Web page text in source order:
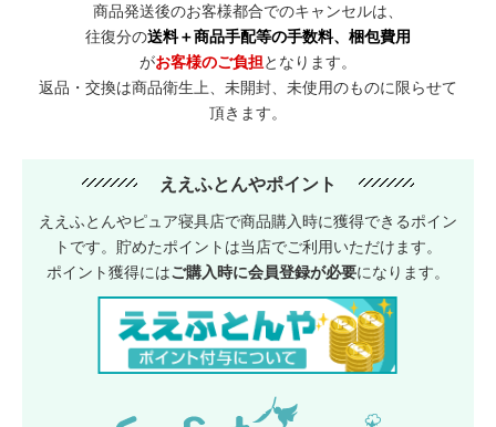
商品発送後のお客様都合でのキャンセルは、
往復分の送料＋商品手配等の手数料、梱包費用
がお客様のご負担となります。
返品・交換は商品衛生上、未開封、未使用のものに限らせて
頂きます。
ええふとんやポイント
ええふとんやピュア寝具店で商品購入時に獲得できるポイン
トです。貯めたポイントは当店でご利用いただけます。
ポイント獲得にはご購入時に会員登録が必要になります。